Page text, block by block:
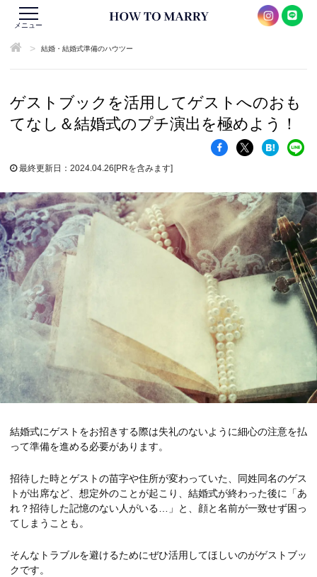
メニュー
> 結婚・結婚式準備のハウツー
ゲストブックを活用してゲストへのおも
てなし＆結婚式のプチ演出を極めよう！
最終更新日：2024.04.26[PRを含みます]
結婚式にゲストをお招きする際は失礼のないように細心の注意を払
って準備を進める必要があります。
招待した時とゲストの苗字や住所が変わっていた、同姓同名のゲス
トが出席など、想定外のことが起こり、結婚式が終わった後に「あ
れ？招待した記憶のない人がいる…」と、顔と名前が一致せず困っ
てしまうことも。
そんなトラブルを避けるためにぜひ活用してほしいのがゲストブッ
クです。